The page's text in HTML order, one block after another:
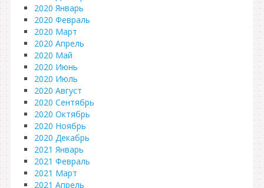
2020 Январь
2020 Февраль
2020 Март
2020 Апрель
2020 Май
2020 Июнь
2020 Июль
2020 Август
2020 Сентябрь
2020 Октябрь
2020 Ноябрь
2020 Декабрь
2021 Январь
2021 Февраль
2021 Март
2021 Апрель